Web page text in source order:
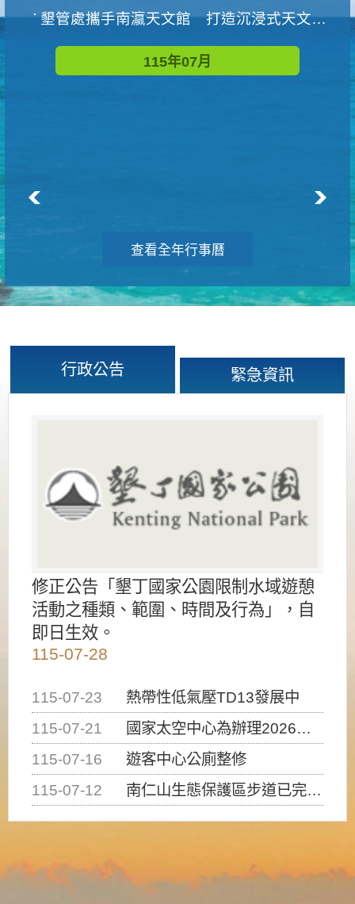
墾管處攜手南瀛天文館 打造沉浸式天文探索營隊
115年07月
查看全年行事曆
行政公告 緊急資訊
修正公告「墾丁國家公園限制水域遊憩
活動之種類、範圍、時間及行為」，自
即日生效。
115-07-28
115-07-23
熱帶性低氣壓TD13發展中
115-07-21
國家太空中心為辦理2026台灣盃火箭競賽，陸、海、空域警戒及協調相關事宜，因颱風備案事宜
115-07-16
遊客中心公廁整修
115-07-12
南仁山生態保護區步道已完成修復，自115年7月13日（星期一）起恢復開放入園，歡迎民眾依規定申請入園....